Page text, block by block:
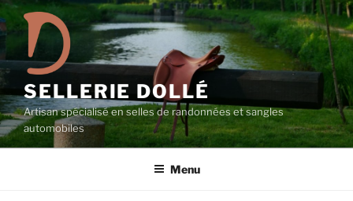
Aller
au
contenu
principal
SELLERIE DOLLÉ
Artisan spécialisé en selles de randonnées et sangles
automobiles
Menu